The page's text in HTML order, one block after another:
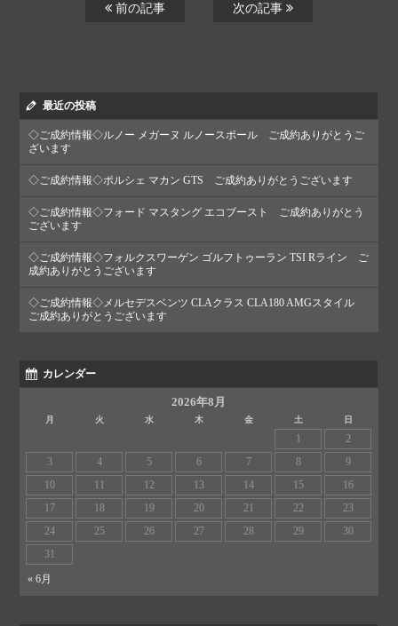
前の記事 次の記事
最近の投稿
◇ご成約情報◇ルノー メガーヌ ルノースポール ご成約ありがとうご
ざいます
◇ご成約情報◇ポルシェ マカン GTS ご成約ありがとうございます
◇ご成約情報◇フォード マスタング エコブースト ご成約ありがとう
ございます
◇ご成約情報◇フォルクスワーゲン ゴルフトゥーラン TSI Rライン ご
成約ありがとうございます
◇ご成約情報◇メルセデスベンツ CLAクラス CLA180 AMGスタイル
ご成約ありがとうございます
カレンダー
2026年8月
月 火 水 木 金 土 日
1
2
3
4 5 6 7 8
9
10
11 12 13 14 15
16
17
18 19 20 21 22
23
24
25 26 27 28 29
30
31
« 6月